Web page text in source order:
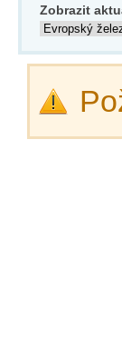
Zobrazit